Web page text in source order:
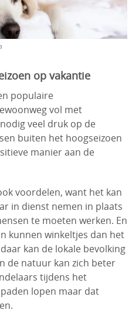
op vakantie
populaire
vol met
veel druk op de
buiten het hoogseizoen
manier aan de
voordelen, want het kan
in dienst nemen in plaats
te moeten werken. En
kunnen winkeltjes dan het
kan de lokale bevolking
de natuur kan zich beter
tijdens het
lopen maar dat